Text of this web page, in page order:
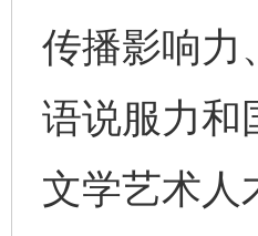
传播影响力
语说服力和
文学艺术人